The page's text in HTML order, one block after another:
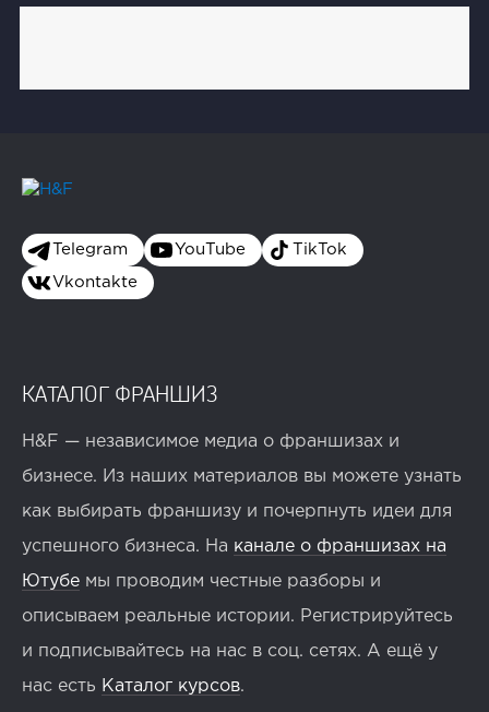
Telegram YouTube TikTok
Vkontakte
КАТАЛОГ ФРАНШИЗ
H&F — независимое медиа о франшизах и
бизнесе. Из наших материалов вы можете узнать
как выбирать франшизу и почерпнуть идеи для
успешного бизнеса. На канале о франшизах на
Ютубе мы проводим честные разборы и
описываем реальные истории. Регистрируйтесь
и подписывайтесь на нас в соц. сетях. А ещё у
нас есть Каталог курсов.